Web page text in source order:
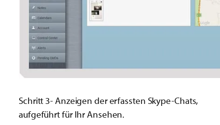
Schritt 3- Anzeigen der erfassten Skype-Chats,
aufgeführt für Ihr Ansehen.